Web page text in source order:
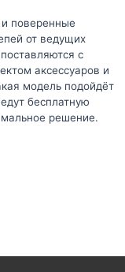
поверенные
от ведущих
с
аксессуаров и
модель подойдёт
бесплатную
решение.